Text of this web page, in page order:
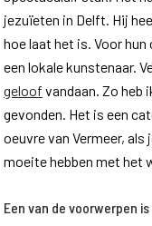
jezuïeten in Delft. Hij
hoe laat het is. Voor
een lokale kunstenaar.
geloof vandaan. Zo heb
gevonden. Het is een
oeuvre van Vermeer,
moeite hebben met het
Een van de voorwerpen